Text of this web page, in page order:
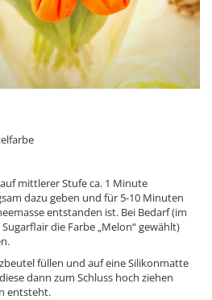
mittlerer Stufe ca. 1 Minute
dazu geben und für 5-10 Minuten
entstanden ist. Bei Bedarf (im
die Farbe „Melon“ gewählt)
füllen und auf eine Silikonmatte
dann zum Schluss hoch ziehen
entsteht.